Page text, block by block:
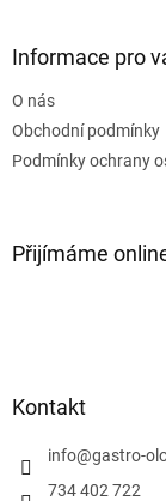
Informace pro
O nás
Obchodní podmínky
Podmínky ochrany
Přijímáme
Kontakt
info@gastro-
734 402 722